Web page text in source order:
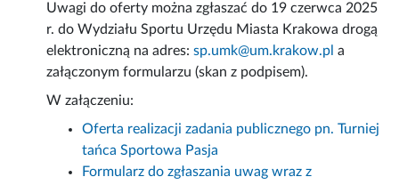
Uwagi do oferty można zgłaszać do 19 czerwca 2025
r. do Wydziału Sportu Urzędu Miasta Krakowa drogą
elektroniczną na adres:sp.umk@um.krakow.pl a
załączonym formularzu (skan z podpisem).
W załączeniu:
Oferta realizacji zadania publicznego pn. Turniej
tańca Sportowa Pasja
Formularz do zgłaszania uwag wraz z